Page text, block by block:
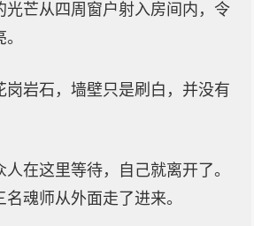
光芒从四周窗户射入房间内，令
岗岩石，墙壁只是刷白，并没有
在这里等待，自己就离开了。
魂师从外面走了进来。